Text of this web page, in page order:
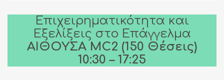
Επιχειρηματικότητα και
Εξελίξεις στο Επάγγελμα
ΑΙΘΟΥΣΑ MC2 (150 Θέσεις)
10:30 – 17:25